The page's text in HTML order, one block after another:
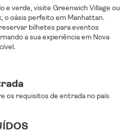
e verde, visite Greenwich Village ou
o oásis perfeito em Manhattan.
bilhetes para eventos
a sua experiência em Nova
os requisitos de entrada no país